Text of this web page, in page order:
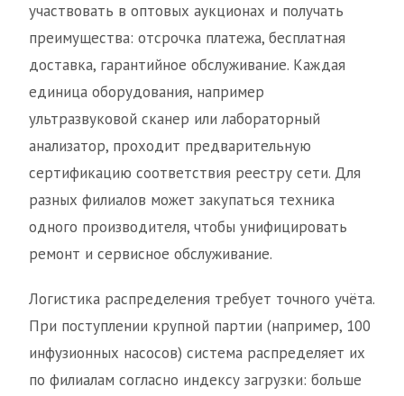
участвовать в оптовых аукционах и получать
преимущества: отсрочка платежа, бесплатная
доставка, гарантийное обслуживание. Каждая
единица оборудования, например
ультразвуковой сканер или лабораторный
анализатор, проходит предварительную
сертификацию соответствия реестру сети. Для
разных филиалов может закупаться техника
одного производителя, чтобы унифицировать
ремонт и сервисное обслуживание.
Логистика распределения требует точного учёта.
При поступлении крупной партии (например, 100
инфузионных насосов) система распределяет их
по филиалам согласно индексу загрузки: больше